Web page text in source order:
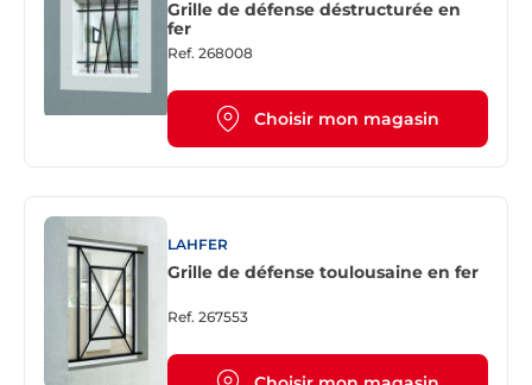
Grille de défense déstructurée en
fer
Ref. 268008
Choisir mon magasin
LAHFER
Grille de défense toulousaine en fer
Ref. 267553